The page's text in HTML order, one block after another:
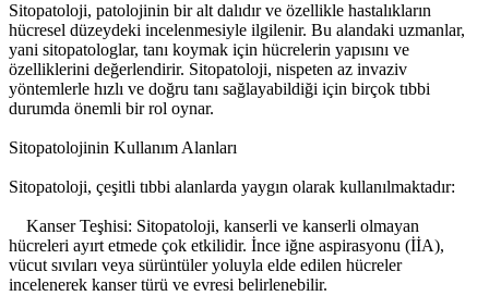
Sitopatoloji, patolojinin bir alt dalıdır ve özellikle hastalıkların
hücresel düzeydeki incelenmesiyle ilgilenir. Bu alandaki uzmanlar,
yani sitopatologlar, tanı koymak için hücrelerin yapısını ve
özelliklerini değerlendirir. Sitopatoloji, nispeten az invaziv
yöntemlerle hızlı ve doğru tanı sağlayabildiği için birçok tıbbi
durumda önemli bir rol oynar.
Sitopatolojinin Kullanım Alanları
Sitopatoloji, çeşitli tıbbi alanlarda yaygın olarak kullanılmaktadır:
Kanser Teşhisi: Sitopatoloji, kanserli ve kanserli olmayan
hücreleri ayırt etmede çok etkilidir. İnce iğne aspirasyonu (İİA),
vücut sıvıları veya sürüntüler yoluyla elde edilen hücreler
incelenerek kanser türü ve evresi belirlenebilir.